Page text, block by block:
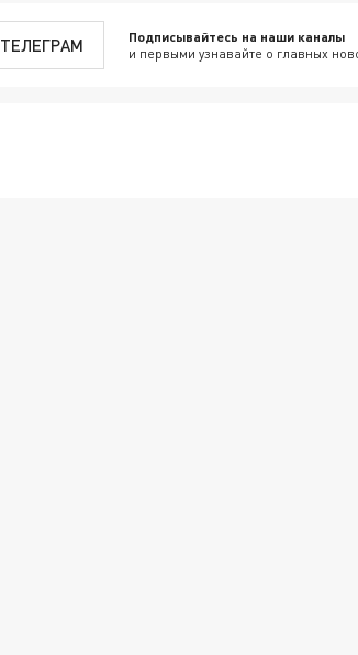
ТЕЛЕГРАМ Подписывайтесь на наши каналы
и первыми узнавайте о главных